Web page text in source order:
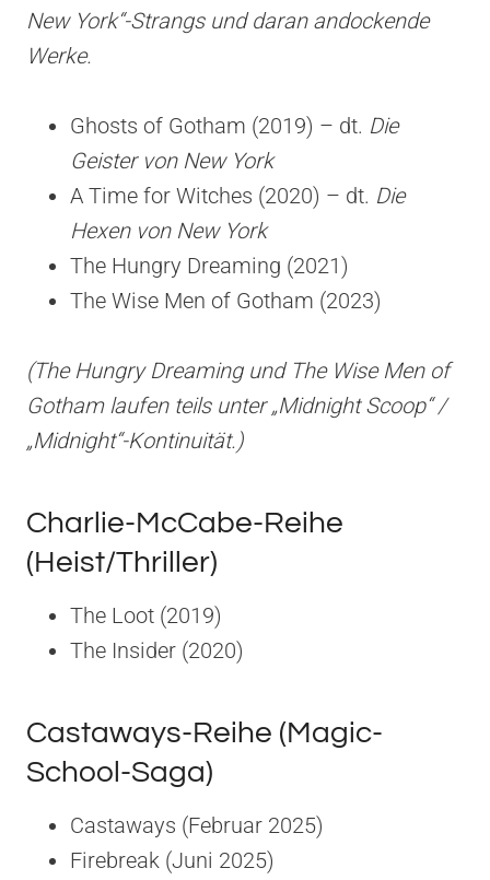
New York“-Strangs und daran andockende
Werke.
Ghosts of Gotham (2019) – dt. Die
Geister von New York
A Time for Witches (2020) – dt. Die
Hexen von New York
The Hungry Dreaming (2021)
The Wise Men of Gotham (2023)
(The Hungry Dreaming und The Wise Men of
Gotham laufen teils unter „Midnight Scoop“ /
„Midnight“-Kontinuität.)
Charlie-McCabe-Reihe
(Heist/Thriller)
The Loot (2019)
The Insider (2020)
Castaways-Reihe (Magic-
School-Saga)
Castaways (Februar 2025)
Firebreak (Juni 2025)